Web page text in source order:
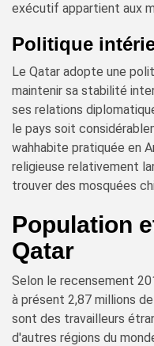
exécutif appartient aux
Politique
Le Qatar adopte une
maintenir sa stabilité
ses relations
le pays soit
wahhabite pratiquée en
religieuse relativement
trouver des mosquées
Population
Qatar
Selon le recensement
à présent 2,87 millions
sont des travailleurs
d'autres régions du